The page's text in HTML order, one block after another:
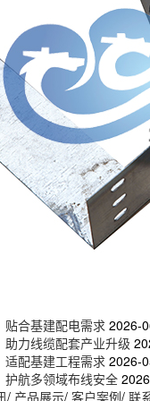
贴合基建配电需求 2026-
力线缆配套产业升级
适配基建工程需求 2026-
航多领域布线安全
/ 产品展示/ 客户案例/ 联